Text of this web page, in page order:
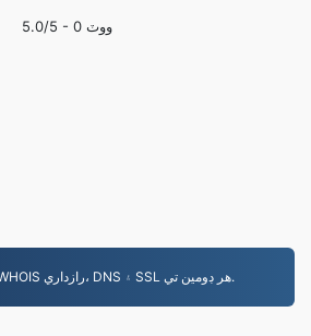
5.0/5 - 0 ووٽ
- مفت WHOIS رازداري، DNS ۽ SSL هر ڊومين تي.